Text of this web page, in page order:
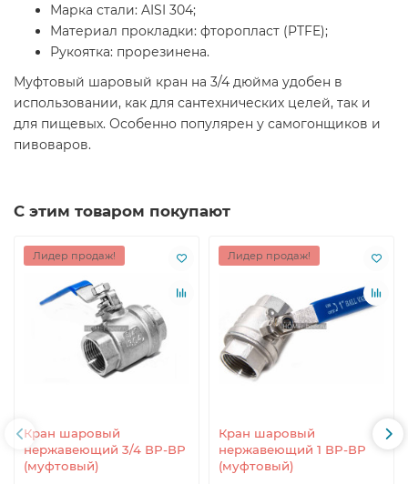
Марка стали: AISI 304;
Материал прокладки: фторопласт (PTFE);
Рукоятка: прорезинена.
Муфтовый шаровый кран на 3/4 дюйма удобен в
использовании, как для сантехнических целей, так и
для пищевых. Особенно популярен у самогонщиков и
пивоваров.
С этим товаром покупают
Лидер продаж!
Кран шаровый
нержавеющий 3/4 ВР-ВР
(муфтовый)
Лидер продаж!
Кран шаровый
нержавеющий 1 ВР-ВР
(муфтовый)